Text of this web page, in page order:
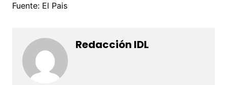
Fuente: El Pais
Redacción IDL